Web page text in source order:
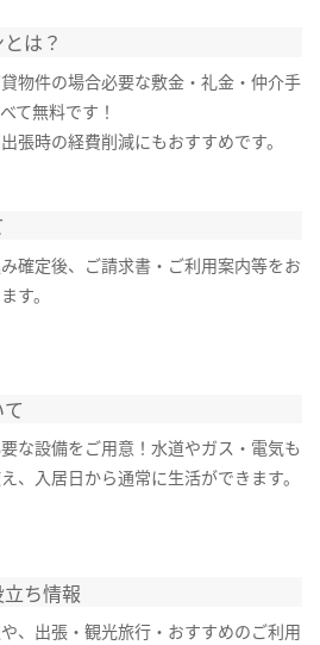
は？
物件の場合必要な敷金・礼金・仲介手
て無料です！
張時の経費削減にもおすすめです。
確定後、ご請求書・ご利用案内等をお
す。
な設備をご用意！水道やガス・電気も
、入居日から通常に生活ができます。
ち情報
、出張・観光旅行・おすすめのご利用